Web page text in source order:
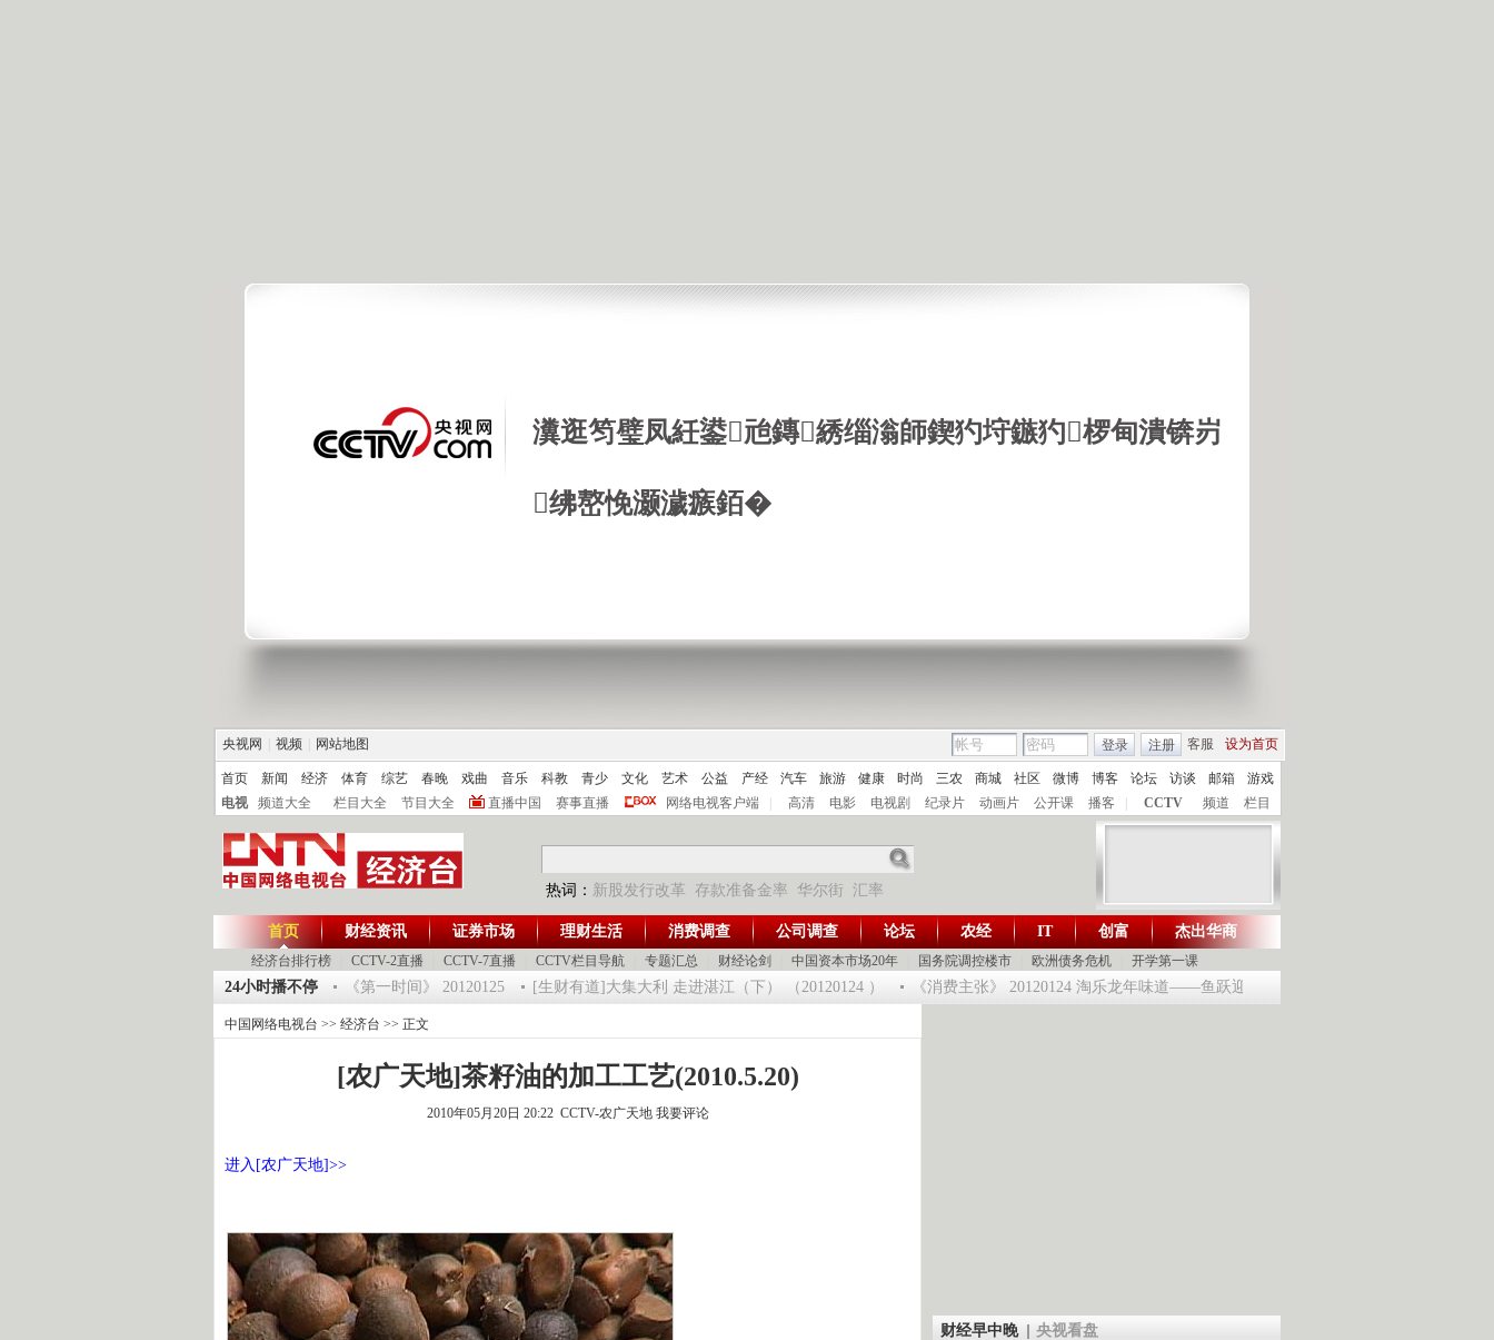
瀵逛笉璧凤紝鍙兘鏄綉缁滃師鍥犳垨鏃犳椤甸潰锛岃
绋嶅悗灏濊瘯銆�
央视网 视频 网站地图 客服 设为首页
登录 注册
首页 新闻 经济 体育 综艺 春晚 戏曲 音乐 科教 青少 文化 艺术 公益 产经 汽车 旅游 健康 时尚 三农 商城 社区 微博 博客 论坛 访谈 邮箱
游戏
电视
频道大全 栏目大全 节目大全 直播中国 赛事直播 网络电视客户端 高清 电影 电视剧 纪录片 动画片 公开课 播客 CCTV 频道 栏目
热词： 新股发行改革 存款准备金率 华尔街 汇率
财智生活 一键通达
首页
经济台排行榜 CCTV-2直播 CCTV-7直播 CCTV栏目导航 专题汇总 财经论剑 中国资本市场20年 国务院调控楼市 欧洲债务危机 开学第一课
财经资讯 证券市场 理财生活 消费调查 公司调查 论坛 农经 IT 创富 杰出华商
24小时播不停
驿站》20120125 祝福2012-超级魔术师 5 《第一时间》 20120125 [生财有道]大集大利 走进湛江（下） （20120124 ） 《消费主张》 20120124 淘乐龙年味道——鱼跃迎龙合家欢
中国网络电视台 >> 经济台 >> 正文
[农广天地]茶籽油的加工工艺(2010.5.20)
2010年05月20日 20:22 CCTV-农广天地 我要评论
进入[农广天地]>>
财经早中晚 央视看盘